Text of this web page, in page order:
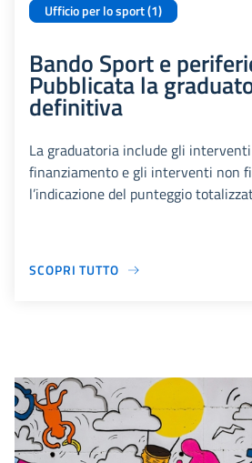
Ufficio per lo sport (1)
Bando Sport e
Pubblicata la
definitiva
La graduatoria include gli
finanziamento e gli interventi non
l’indicazione del punteggio
SCOPRI TUTTO